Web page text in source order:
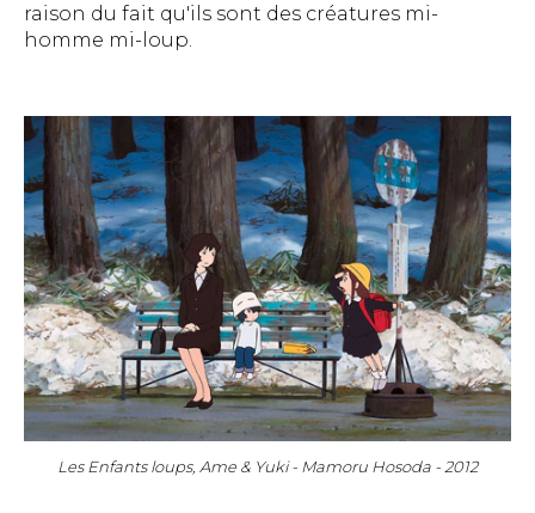
raison du fait qu'ils sont des créatures mi-
homme mi-loup.
Les Enfants loups, Ame & Yuki - Mamoru Hosoda - 2012